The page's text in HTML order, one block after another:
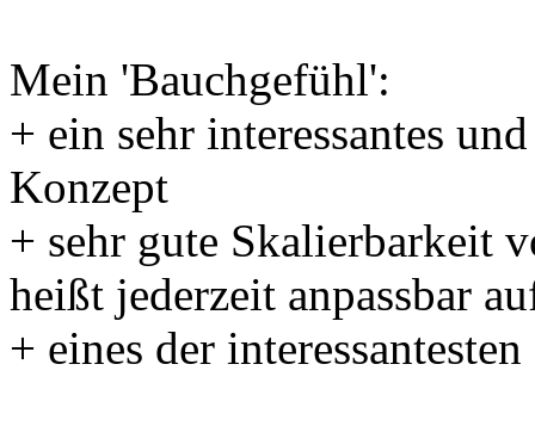
Mein 'Bauchgefühl':
+ ein sehr interessantes
Konzept
+ sehr gute Skalierbarkeit
heißt jederzeit anpassbar
+ eines der